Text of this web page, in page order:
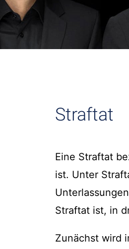
Straftat
Eine Straftat
ist. Unter
Straftat ist, in
Zunächst wird